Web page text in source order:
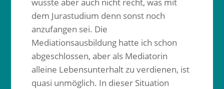
dem Jurastudium denn sonst noch
anzufangen sei. Die
Mediationsausbildung hatte ich schon
abgeschlossen, aber als Mediatorin
alleine Lebensunterhalt zu verdienen, ist
quasi unmöglich. In dieser Situation